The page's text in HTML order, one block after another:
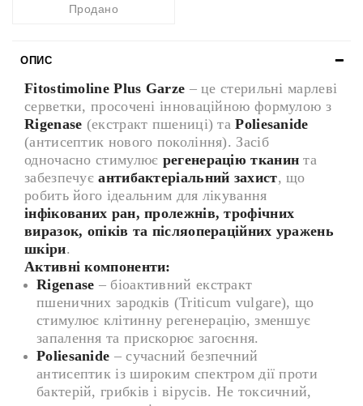
Продано
ОПИС
Fitostimoline Plus Garze – це стерильні марлеві
серветки, просочені інноваційною формулою з
Rigenase (екстракт пшениці) таPoliesanide
(антисептик нового покоління). Засіб
одночасно стимулює регенерацію тканин та
забезпечуєантибактеріальний захист, що
робить його ідеальним для лікування
інфікованих ран, пролежнів, трофічних
виразок, опіків та післяопераційних уражень
шкіри.
Активні компоненти:
Rigenase – біоактивний екстракт
пшеничних зародків (Triticum vulgare), що
стимулює клітинну регенерацію, зменшує
запалення та прискорює загоєння.
Poliesanide – сучасний безпечний
антисептик із широким спектром дії проти
бактерій, грибків і вірусів. Не токсичний,